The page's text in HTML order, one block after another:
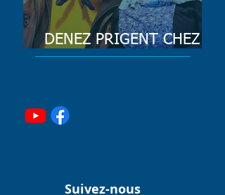
DENEZ PRIGENT CHEZ
ODILE LA BRETONNE